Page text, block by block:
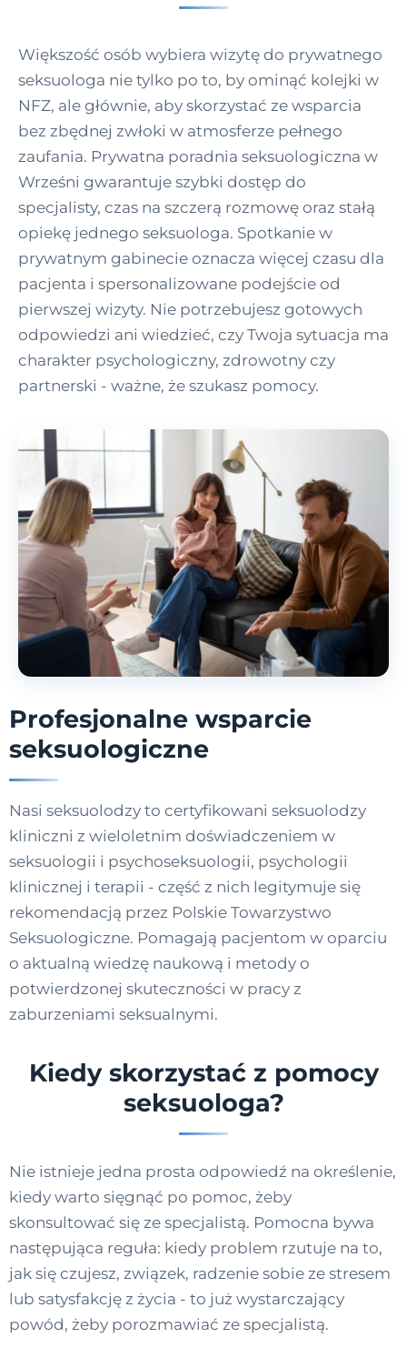
Większość osób wybiera wizytę do prywatnego
seksuologa nie tylko po to, by ominąć kolejki w
NFZ, ale głównie, aby skorzystać ze wsparcia
bez zbędnej zwłoki w atmosferze pełnego
zaufania. Prywatna poradnia seksuologiczna w
Wrześni gwarantuje szybki dostęp do
specjalisty, czas na szczerą rozmowę oraz stałą
opiekę jednego seksuologa. Spotkanie w
prywatnym gabinecie oznacza więcej czasu dla
pacjenta i spersonalizowane podejście od
pierwszej wizyty. Nie potrzebujesz gotowych
odpowiedzi ani wiedzieć, czy Twoja sytuacja ma
charakter psychologiczny, zdrowotny czy
partnerski - ważne, że szukasz pomocy.
Profesjonalne wsparcie
seksuologiczne
Nasi seksuolodzy to certyfikowani seksuolodzy
kliniczni z wieloletnim doświadczeniem w
seksuologii i psychoseksuologii, psychologii
klinicznej i terapii - część z nich legitymuje się
rekomendacją przez Polskie Towarzystwo
Seksuologiczne. Pomagają pacjentom w oparciu
o aktualną wiedzę naukową i metody o
potwierdzonej skuteczności w pracy z
zaburzeniami seksualnymi.
Kiedy skorzystać z pomocy
seksuologa?
Nie istnieje jedna prosta odpowiedź na określenie,
kiedy warto sięgnąć po pomoc, żeby
skonsultować się ze specjalistą. Pomocna bywa
następująca reguła: kiedy problem rzutuje na to,
jak się czujesz, związek, radzenie sobie ze stresem
lub satysfakcję z życia - to już wystarczający
powód, żeby porozmawiać ze specjalistą.